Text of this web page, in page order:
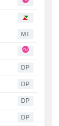
MT
DP
DP
DP
DP